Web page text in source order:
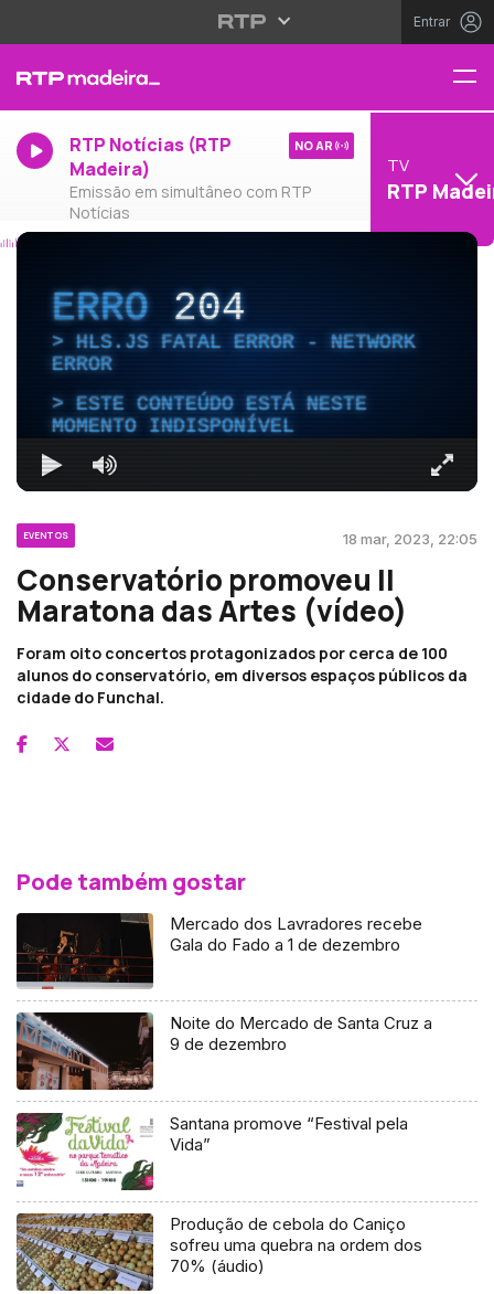
Entrar
RTP Notícias (RTP
Madeira)
Emissão em simultâneo com RTP
Notícias
NO AR
TV
RTP
ERRO204
HLS.JS FATAL ERROR - NETWORK
ERROR
ESTE CONTEÚDO ESTÁ NESTE
MOMENTO INDISPONÍVEL
EVENTOS 18 mar, 2023, 22:05
Conservatório promoveu II
Maratona das Artes (vídeo)
Foram oito concertos protagonizados por cerca de 100
alunos do conservatório, em diversos espaços públicos da
cidade do Funchal.
Pode também gostar
Mercado dos Lavradores recebe
Gala do Fado a 1 de dezembro
Noite do Mercado de Santa Cruz a
9 de dezembro
Santana promove “Festival pela
Vida”
Produção de cebola do Caniço
sofreu uma quebra na ordem dos
70% (áudio)